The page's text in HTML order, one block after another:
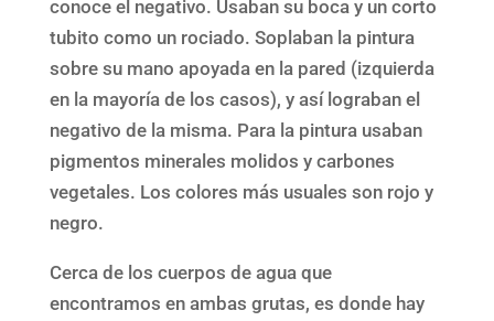
conoce el negativo. Usaban su boca y un corto
tubito como un rociado. Soplaban la pintura
sobre su mano apoyada en la pared (izquierda
en la mayoría de los casos), y así lograban el
negativo de la misma. Para la pintura usaban
pigmentos minerales molidos y carbones
vegetales. Los colores más usuales son rojo y
negro.
Cerca de los cuerpos de agua que
encontramos en ambas grutas, es donde hay